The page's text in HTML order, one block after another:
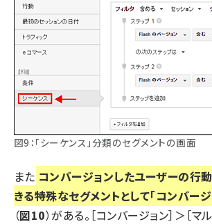
図9：「シーケンス」分類のセグメントの画面
また コンバージョンしたユーザーの行
きる特殊なセグメントとして「コンバージ
（図10）がある。［コンバージョン］＞［マ